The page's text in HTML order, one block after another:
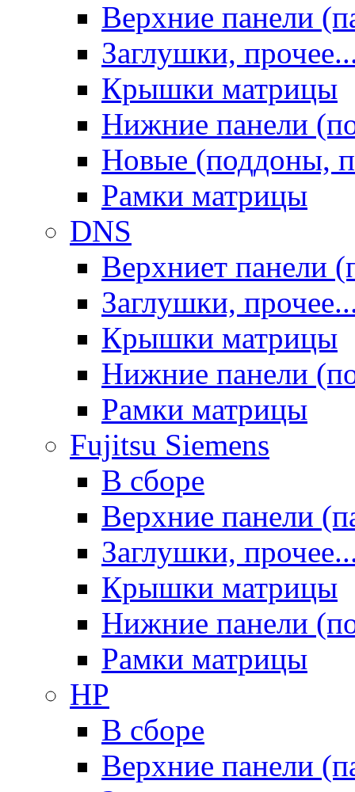
Верхние панели
Заглушки,
Крышки матрицы
Нижние панели
Новые (поддоны,
Рамки матрицы
DNS
Верхниет панели
Заглушки,
Крышки матрицы
Нижние панели
Рамки матрицы
Fujitsu Siemens
В сборе
Верхние панели
Заглушки,
Крышки матрицы
Нижние панели
Рамки матрицы
HP
В сборе
Верхние панели